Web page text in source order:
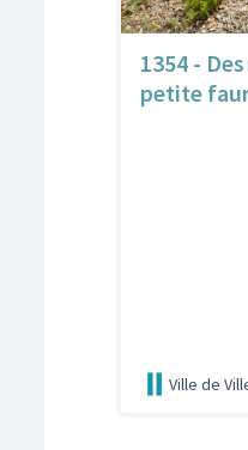
1354 -
petite
Ville de